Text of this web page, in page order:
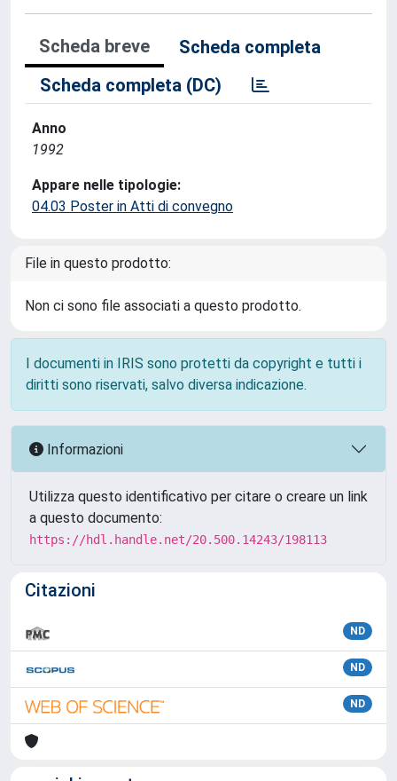
Scheda breve
Scheda completa
Scheda completa (DC)
Anno
1992
Appare nelle tipologie:
04.03 Poster in Atti di convegno
File in questo prodotto:
Non ci sono file associati a questo prodotto.
I documenti in IRIS sono protetti da copyright e tutti i
diritti sono riservati, salvo diversa indicazione.
Informazioni
Utilizza questo identificativo per citare o creare un link
a questo documento:
https://hdl.handle.net/20.500.14243/198113
Citazioni
ND
ND
ND